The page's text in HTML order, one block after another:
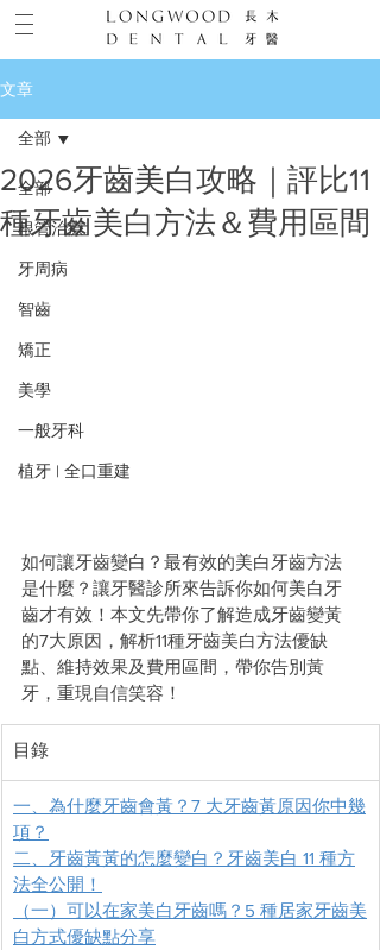
文章
全部
根管治療
牙周病
智齒
矯正
美學
一般牙科
植牙 | 全口重建
全部
2026牙齒美白攻略｜評比11
種牙齒美白方法＆費用區間
如何讓牙齒變白？最有效的美白牙齒方法
是什麼？讓牙醫診所來告訴你如何美白牙
齒才有效！本文先帶你了解造成牙齒變黃
的7大原因，解析11種牙齒美白方法優缺
點、維持效果及費用區間，帶你告別黃
牙，重現自信笑容！
目錄
一、為什麼牙齒會黃？7 大牙齒黃原因你中幾
項？
二、牙齒黃黃的怎麼變白？牙齒美白 11 種方
法全公開！
（一）可以在家美白牙齒嗎？5 種居家牙齒美
白方式優缺點分享